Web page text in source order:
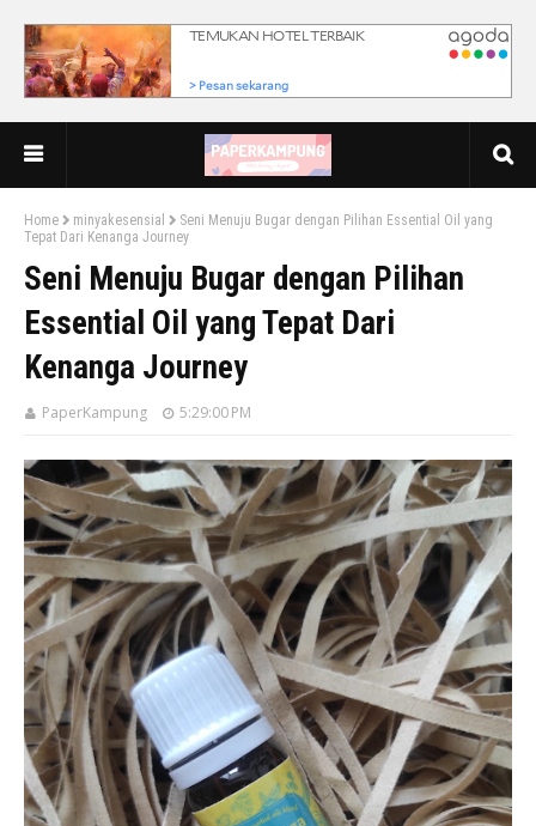
Home minyakesensial
Seni Menuju Bugar dengan Pilihan Essential Oil yang
Tepat Dari Kenanga Journey
Seni Menuju Bugar dengan Pilihan
Essential Oil yang Tepat Dari
Kenanga Journey
PaperKampung 5:29:00 PM